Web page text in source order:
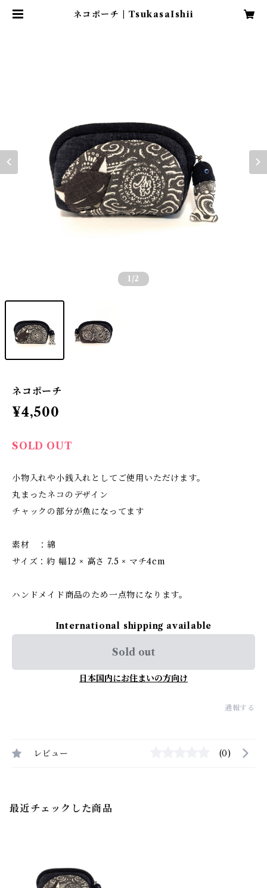
ネコポーチ | TsukasaIshii
1 /2
ネコポーチ
¥4,500
SOLD OUT
小物入れや小銭入れとしてご使用いただけます。
丸まったネコのデザイン
チャックの部分が魚になってます
素材 ：綿
サイズ：約 幅12 × 高さ 7.5 × マチ4cm
ハンドメイド商品のため一点物になります。
International shipping available
Sold out
日本国内にお住まいの方向け
通報する
レビュー (0)
最近チェックした商品